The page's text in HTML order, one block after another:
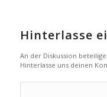
Hinterlasse
An der Diskussion
Hinterlasse uns deinen